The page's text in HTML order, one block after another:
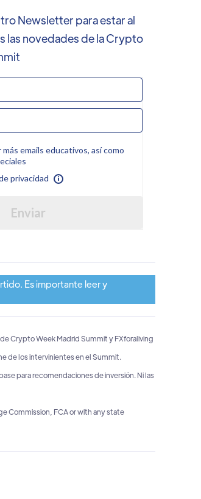
Newsletter para estar al
las novedades de la Crypto
emails educativos, así como
privacidad
Enviar
Es importante leer y
Crypto Week Madrid Summit y FXforaliving
de los intervinientes en el Summit.
para recomendaciones de inversión. Ni las
Commission, FCA or with any state